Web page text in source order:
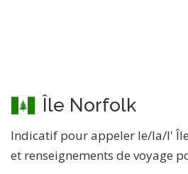
Île Norfolk
Indicatif pour appeler le/la/l'
et renseignements de voyage